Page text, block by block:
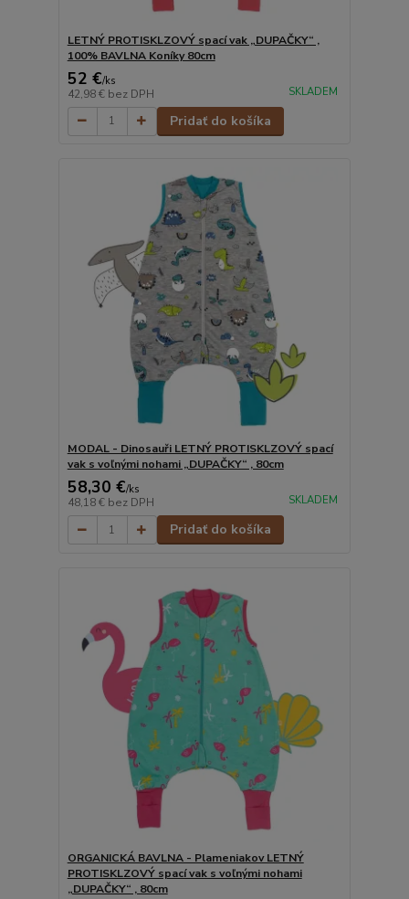
LETNÝ PROTISKLZOVÝ spací vak „DUPAČKY“ ,
100% BAVLNA Koníky 80cm
52 €/ks
42,98 € bez DPH SKLADEM
Pridať do košíka
MODAL - Dinosauři LETNÝ PROTISKLZOVÝ spací
vak s voľnými nohami „DUPAČKY“ , 80cm
58,30 €/ks
48,18 € bez DPH SKLADEM
Pridať do košíka
ORGANICKÁ BAVLNA - Plameniakov LETNÝ
PROTISKLZOVÝ spací vak s voľnými nohami
„DUPAČKY“ , 80cm